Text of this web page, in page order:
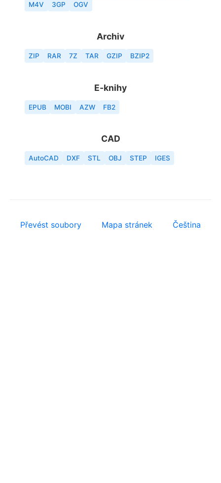
M4V
3GP OGV
Archiv
ZIP RAR 7Z TAR GZIP BZIP2
E-knihy
EPUB MOBI AZW FB2
CAD
AutoCAD DXF STL OBJ STEP IGES
Převést soubory Mapa stránek Čeština